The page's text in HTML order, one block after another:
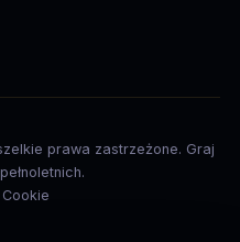
prawa zastrzeżone. Graj
Cookie